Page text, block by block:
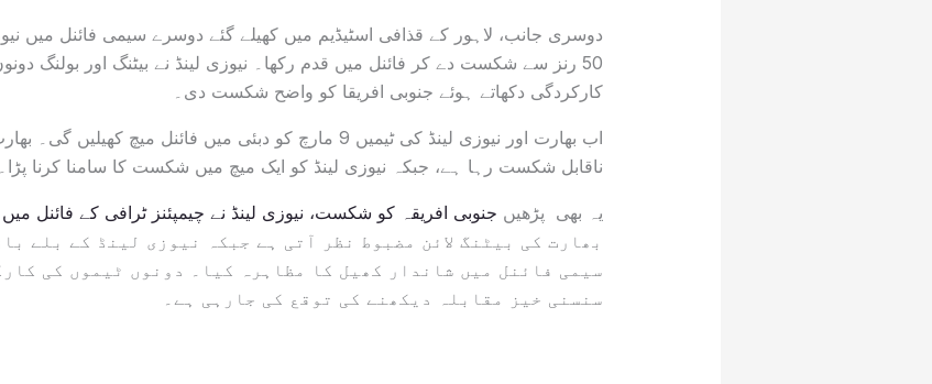
دوسری جانب، لاہور کے قذافی اسٹیڈیم میں کھیلے گئے دوسرے سیمی فائنل میں
50 رنز سے شکست دے کر فائنل میں قدم رکھا۔ نیوزی لینڈ نے بیٹنگ اور بولنگ
کارکردگی دکھاتے ہوئے جنوبی افریقا کو واضح شکست دی۔
اب بھارت اور نیوزی لینڈ کی ٹیمیں 9 مارچ کو دبئی میں فائنل میچ
ناقابل شکست رہا ہے، جبکہ نیوزی لینڈ کو ایک میچ میں شکست کا سامنا کرنا پڑا۔
یہ بھی پڑھیں جنوبی افریقہ کو شکست، نیوزی لینڈ نے چیمپئنز ٹرافی کے فائنل
بھارت کی بیٹنگ لائن مضبوط نظر آتی ہے جبکہ نیوزی لینڈ کے بلے
سیمی فائنل میں شاندار کھیل کا مظاہرہ کیا۔ دونوں ٹیموں کی
سنسنی خیز مقابلہ دیکھنے کی توقع کی جارہی ہے۔